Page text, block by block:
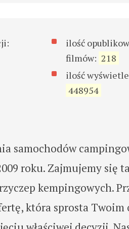
ilość
filmów: 218
ilość
448954
samochodów
roku. Zajmujemy się
kempingowych.
która sprosta